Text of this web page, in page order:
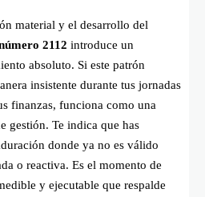
material y el desarrollo del
2112 introduce un
absoluto. Si este patrón
insistente durante tus jornadas
finanzas, funciona como una
gestión. Te indica que has
donde ya no es válido
o reactiva. Es el momento de
y ejecutable que respalde